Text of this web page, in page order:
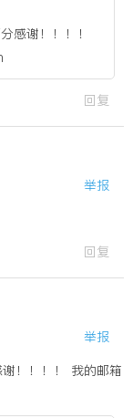
感谢！！！！
回复
举报
回复
举报
！！！！ 我的邮箱